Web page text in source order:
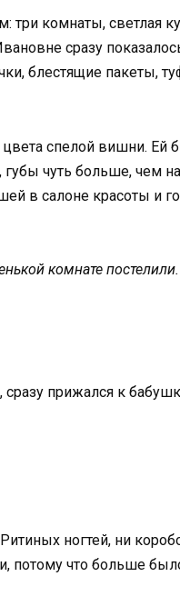
комнаты, светлая
сразу
блестящие пакеты,
спелой вишни. Ей
чуть больше, чем
в салоне красоты и
комнате
прижался к
ногтей, ни
потому что больше